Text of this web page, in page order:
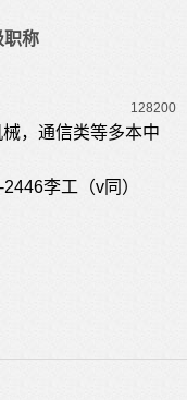
职称
128200
，通信类等多本中
李工（v同）